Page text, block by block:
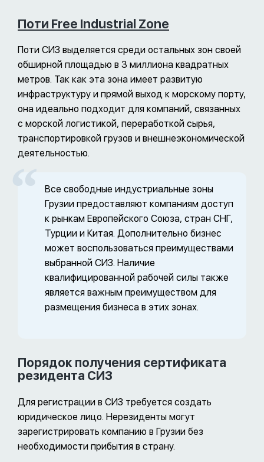
Поти Free Industrial Zone
Поти СИЗ выделяется среди остальных зон своей
обширной площадью в 3 миллиона квадратных
метров. Так как эта зона имеет развитую
инфраструктуру и прямой выход к морскому порту,
она идеально подходит для компаний, связанных
с морской логистикой, переработкой сырья,
транспортировкой грузов и внешнеэкономической
деятельностью.
Все свободные индустриальные зоны
Грузии предоставляют компаниям доступ
к рынкам Европейского Союза, стран СНГ,
Турции и Китая. Дополнительно бизнес
может воспользоваться преимуществами
выбранной СИЗ. Наличие
квалифицированной рабочей силы также
является важным преимуществом для
размещения бизнеса в этих зонах.
Порядок получения сертификата
резидента СИЗ
Для регистрации в СИЗ требуется создать
юридическое лицо. Нерезиденты могут
зарегистрировать компанию в Грузии без
необходимости прибытия в страну.